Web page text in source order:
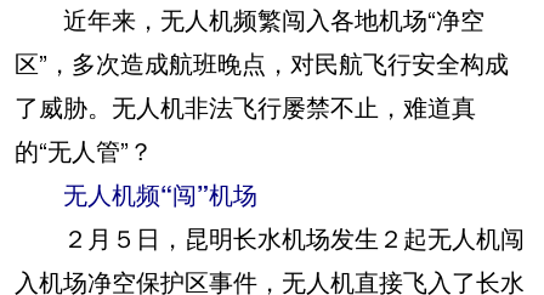
近年来，无人机频繁闯入各地机场“净空
区”，多次造成航班晚点，对民航飞行安全构成
了威胁。无人机非法飞行屡禁不止，难道真
的“无人管”？
无人机频“闯”机场
２月５日，昆明长水机场发生２起无人机闯
入机场净空保护区事件，无人机直接飞入了长水